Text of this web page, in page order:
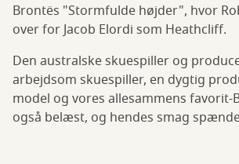
Brontës "Stormfulde højder", hvor
over for Jacob Elordi som Heathcliff.
Den australske skuespiller og
arbejdsom skuespiller, en dygtig
model og vores allesammens favorit-
også belæst, og hendes smag